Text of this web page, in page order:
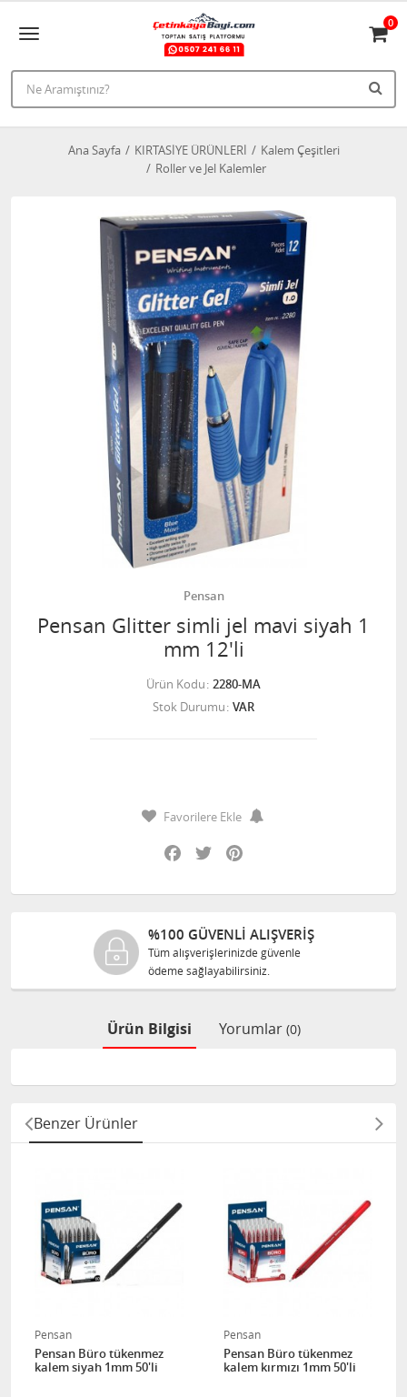
0
Ana Sayfa KIRTASİYE ÜRÜNLERİ
Kalem Çeşitleri
Roller ve Jel Kalemler
Pensan
Pensan Glitter simli jel mavi siyah 1
mm 12'li
Ürün Kodu 2280-MA
Stok Durumu VAR
Favorilere Ekle
Facebook
Twitter
%100 GÜVENLİ ALIŞVERİŞ
Tüm alışverişlerinizde güvenle
ödeme sağlayabilirsiniz.
Ürün Bilgisi Yorumlar (0)
Benzer Ürünler
Pensan
Pensan Büro tükenmez
kalem siyah 1mm 50'li
Pensan
Pensan Büro tükenmez
kalem kırmızı 1mm 50'li